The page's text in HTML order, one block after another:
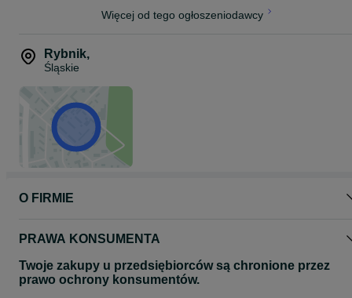
Więcej od tego ogłoszeniodawcy
Rybnik,
Śląskie
O FIRMIE
PRAWA KONSUMENTA
Twoje zakupy u przedsiębiorców są chronione przez
prawo ochrony konsumentów.